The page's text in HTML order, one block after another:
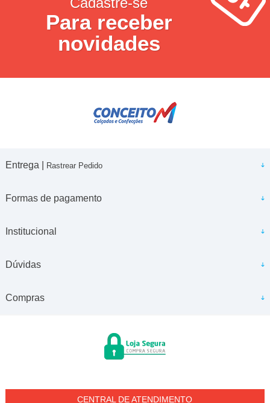
Para receber
novidades
Entrega | Rastrear Pedido
Formas de pagamento
Institucional
Dúvidas
Compras
CENTRAL DE ATENDIMENTO